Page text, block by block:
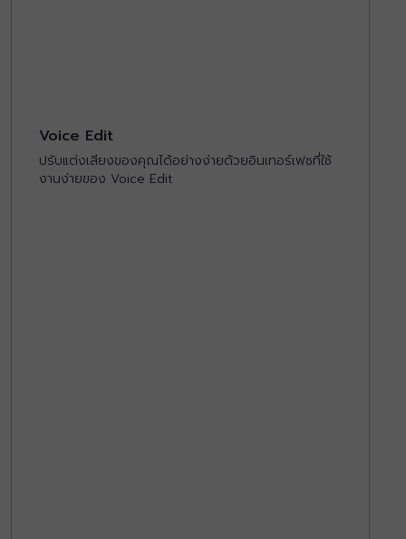
Voice Edit
ปรับแต่งเสียงของคุณได้อย่างง่ายด้วยอินเทอร์เฟซที่ใช้
งานง่ายของ Voice Edit